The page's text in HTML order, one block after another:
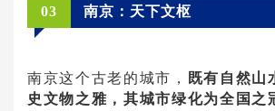
03 南京：天下文枢
南京这个古老的城市，
既有自然山
史文物之雅，其城市绿化为全国之